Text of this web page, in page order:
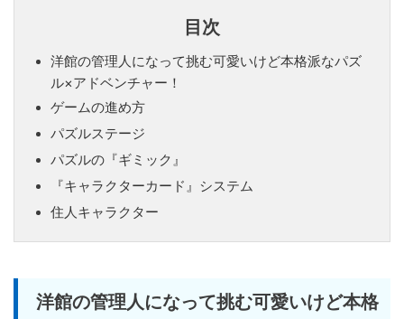
目次
洋館の管理人になって挑む可愛いけど本格派なパズ
ル×アドベンチャー！
ゲームの進め方
パズルステージ
パズルの『ギミック』
『キャラクターカード』システム
住人キャラクター
洋館の管理人になって挑む可愛いけど本格